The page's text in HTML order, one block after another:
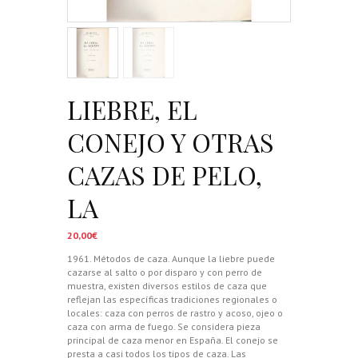
LIEBRE, EL
CONEJO Y OTRAS
CAZAS DE PELO,
LA
20,00€
1961. Métodos de caza. Aunque la liebre puede
cazarse al salto o por disparo y con perro de
muestra, existen diversos estilos de caza que
reflejan las específicas tradiciones regionales o
locales: caza con perros de rastro y acoso, ojeo o
caza con arma de fuego. Se considera pieza
principal de caza menor en España. El conejo se
presta a casi todos los tipos de caza. Las